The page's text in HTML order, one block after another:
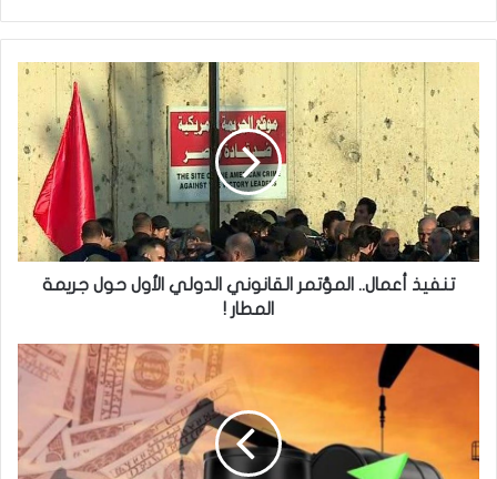
تنفيذ
أعمال..
المؤتمر
القانوني
الدولي
الأول
حول
جريمة
المطار
تنفيذ أعمال.. المؤتمر القانوني الدولي الأول حول جريمة
المطار !
ارتفاع
أسعار
الأعلى!